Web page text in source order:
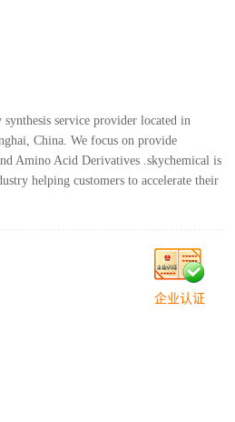
service provider located in
China. We focus on provide
Amino Acid Derivatives .skychemical is
helping customers to accelerate their
企业认证